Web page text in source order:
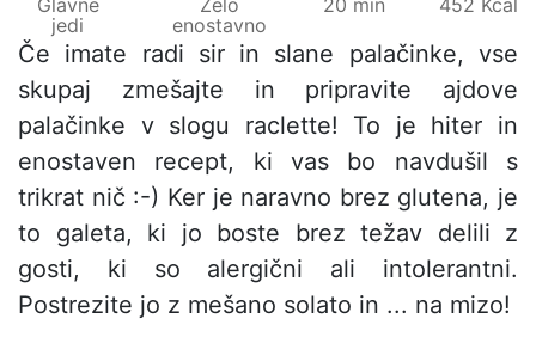
Glavne
jedi
Zelo
enostavno
20 min 452 Kcal
Če imate radi sir in slane palačinke, vse
skupaj zmešajte in pripravite ajdove
palačinke v slogu raclette! To je hiter in
enostaven recept, ki vas bo navdušil s
trikrat nič :-) Ker je naravno brez glutena, je
to galeta, ki jo boste brez težav delili z
gosti, ki so alergični ali intolerantni.
Postrezite jo z mešano solato in ... na mizo!